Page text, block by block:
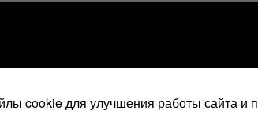
cookie для улучшения работы сайта и